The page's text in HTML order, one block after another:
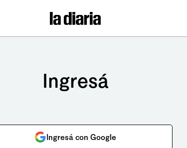
Ingresá
Ingresá con Google